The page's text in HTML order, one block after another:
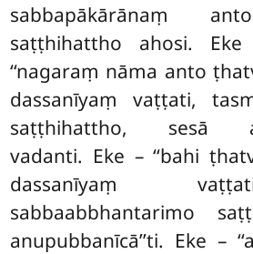
sabbapākārānaṃ
saṭṭhihattho ahosi.
‘‘nagaraṃ nāma anto
dassanīyaṃ vaṭṭati,
saṭṭhihattho, sesā
vadanti. Eke – ‘‘bahi
dassanīyaṃ
sabbaabbhantarimo
anupubbanīcā’’ti. Eke –